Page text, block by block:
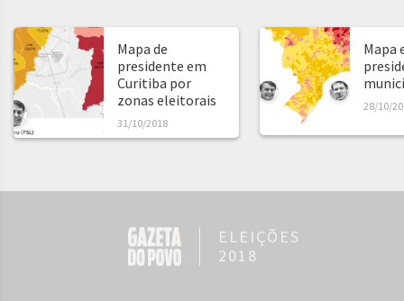
Mapa de
presidente em
Curitiba por
zonas eleitorais
31/10/2018
Mapa
28/10/
ELEIÇÕES
2018